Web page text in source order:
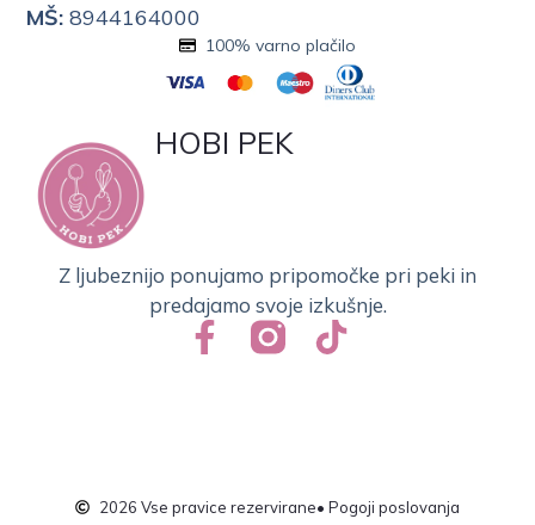
MŠ: 8944164000
HOBI PEK
Z ljubeznijo ponujamo pripomočke pri peki in
predajamo svoje izkušnje.
100% varno plačilo
2026 Vse pravice rezervirane• Pogoji poslovanja